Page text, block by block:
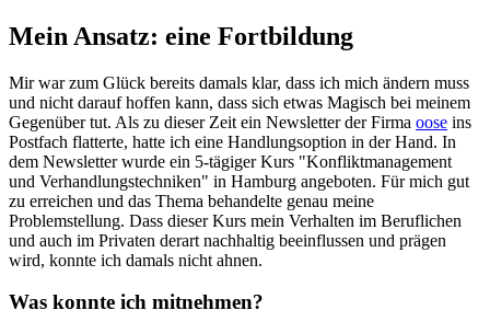
Mein Ansatz: eine Fortbildung
Mir war zum Glück bereits damals klar, dass ich mich ändern muss
und nicht darauf hoffen kann, dass sich etwas Magisch bei meinem
Gegenüber tut. Als zu dieser Zeit ein Newsletter der Firma oose ins
Postfach flatterte, hatte ich eine Handlungsoption in der Hand. In
dem Newsletter wurde ein 5-tägiger Kurs "Konfliktmanagement
und Verhandlungstechniken" in Hamburg angeboten. Für mich gut
zu erreichen und das Thema behandelte genau meine
Problemstellung. Dass dieser Kurs mein Verhalten im Beruflichen
und auch im Privaten derart nachhaltig beeinflussen und prägen
wird, konnte ich damals nicht ahnen.
Was konnte ich mitnehmen?